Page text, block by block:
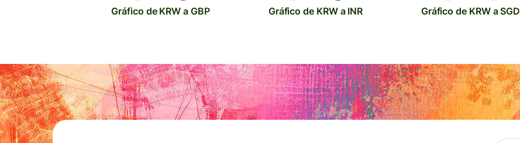
Gráfico de KRW a GBP Gráfico de KRW a INR Gráfico de KRW a SGD